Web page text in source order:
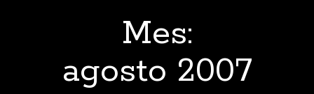
Mes:
agosto 2007